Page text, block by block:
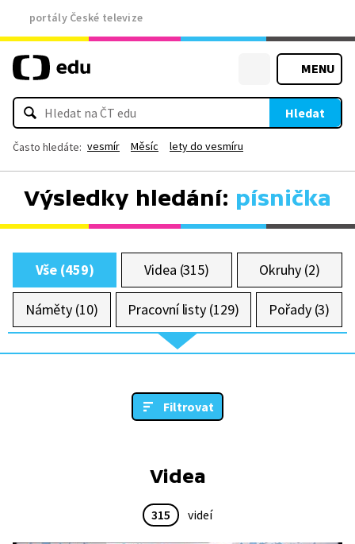
portály České televize
MENU
Hledat
Často hledáte: vesmír Měsíc lety do vesmíru
Výsledky hledání: písnička
Vše (459) Videa (315) Okruhy (2)
Náměty (10) Pracovní listy (129) Pořady (3)
Filtrovat
Videa
315 videí